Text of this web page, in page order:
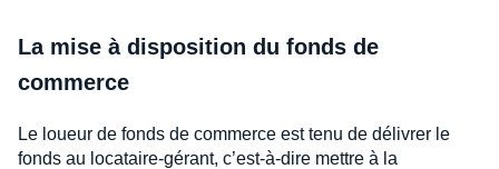
La mise à disposition du fonds de
commerce
Le loueur de fonds de commerce est tenu de délivrer le
fonds au locataire-gérant, c’est-à-dire mettre à la